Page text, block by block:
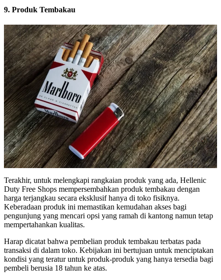
9. Produk Tembakau
Terakhir, untuk melengkapi rangkaian produk yang ada, Hellenic
Duty Free Shops mempersembahkan produk tembakau dengan
harga terjangkau secara eksklusif hanya di toko fisiknya.
Keberadaan produk ini memastikan kemudahan akses bagi
pengunjung yang mencari opsi yang ramah di kantong namun tetap
mempertahankan kualitas.
Harap dicatat bahwa pembelian produk tembakau terbatas pada
transaksi di dalam toko. Kebijakan ini bertujuan untuk menciptakan
kondisi yang teratur untuk produk-produk yang hanya tersedia bagi
pembeli berusia 18 tahun ke atas.